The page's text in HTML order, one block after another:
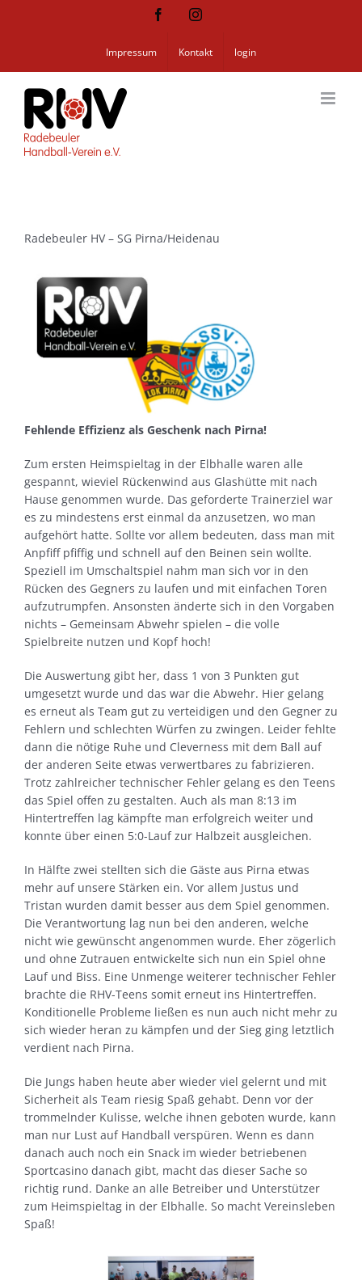
FacebookInstagram
Impressum Kontakt login
Radebeuler HV – SG Pirna/Heidenau
Fehlende Effizienz als Geschenk nach Pirna!
Zum ersten Heimspieltag in der Elbhalle waren alle
gespannt, wieviel Rückenwind aus Glashütte mit nach
Hause genommen wurde. Das geforderte Trainerziel war
es zu mindestens erst einmal da anzusetzen, wo man
aufgehört hatte. Sollte vor allem bedeuten, dass man mit
Anpfiff pfiffig und schnell auf den Beinen sein wollte.
Speziell im Umschaltspiel nahm man sich vor in den
Rücken des Gegners zu laufen und mit einfachen Toren
aufzutrumpfen. Ansonsten änderte sich in den Vorgaben
nichts – Gemeinsam Abwehr spielen – die volle
Spielbreite nutzen und Kopf hoch!
Die Auswertung gibt her, dass 1 von 3 Punkten gut
umgesetzt wurde und das war die Abwehr. Hier gelang
es erneut als Team gut zu verteidigen und den Gegner zu
Fehlern und schlechten Würfen zu zwingen. Leider fehlte
dann die nötige Ruhe und Cleverness mit dem Ball auf
der anderen Seite etwas verwertbares zu fabrizieren.
Trotz zahlreicher technischer Fehler gelang es den Teens
das Spiel offen zu gestalten. Auch als man 8:13 im
Hintertreffen lag kämpfte man erfolgreich weiter und
konnte über einen 5:0-Lauf zur Halbzeit ausgleichen.
In Hälfte zwei stellten sich die Gäste aus Pirna etwas
mehr auf unsere Stärken ein. Vor allem Justus und
Tristan wurden damit besser aus dem Spiel genommen.
Die Verantwortung lag nun bei den anderen, welche
nicht wie gewünscht angenommen wurde. Eher zögerlich
und ohne Zutrauen entwickelte sich nun ein Spiel ohne
Lauf und Biss. Eine Unmenge weiterer technischer Fehler
brachte die RHV-Teens somit erneut ins Hintertreffen.
Konditionelle Probleme ließen es nun auch nicht mehr zu
sich wieder heran zu kämpfen und der Sieg ging letztlich
verdient nach Pirna.
Die Jungs haben heute aber wieder viel gelernt und mit
Sicherheit als Team riesig Spaß gehabt. Denn vor der
trommelnder Kulisse, welche ihnen geboten wurde, kann
man nur Lust auf Handball verspüren. Wenn es dann
danach auch noch ein Snack im wieder betriebenen
Sportcasino danach gibt, macht das dieser Sache so
richtig rund. Danke an alle Betreiber und Unterstützer
zum Heimspieltag in der Elbhalle. So macht Vereinsleben
Spaß!